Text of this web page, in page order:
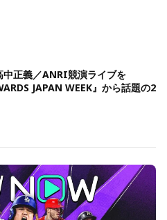
中正義／ANRI競演ライブを
JAPAN WEEK』から話題の2